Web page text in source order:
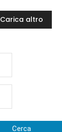
Carica altro
Cerca